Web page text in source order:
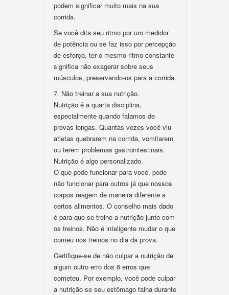
podem significar muito mais na sua
corrida.
Se você dita seu ritmo por um medidor
de potência ou se faz isso por percepção
de esforço, ter o mesmo ritmo constante
significa não exagerar sobre seus
músculos, preservando-os para a corrida.
7. Não treinar a sua nutrição.
Nutrição é a quarta disciplina,
especialmente quando falamos de
provas longas. Quantas vezes você viu
atletas quebrarem na corrida, vomitarem
ou terem problemas gastrointestinais.
Nutrição é algo personalizado.
O que pode funcionar para você, pode
não funcionar para outros já que nossos
corpos reagem de maneira diferente a
certos alimentos. O conselho mais dado
é para que se treine a nutrição junto com
os treinos. Não é inteligente mudar o que
comeu nos treinos no dia da prova.
Certifique-se de não culpar a nutrição de
algum outro erro dos 6 erros que
cometeu. Por exemplo, você pode culpar
a nutrição se seu estômago falha durante